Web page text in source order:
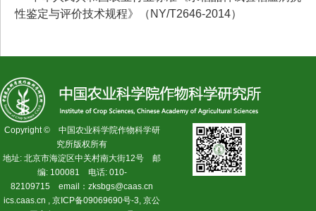
性鉴定与评价技术规程》（NY/T2646-2014）
Copyright © 中国农业科学院作物科学研
究所版权所有
地址: 北京市海淀区中关村南大街12号 邮
编: 100081 电话: 010-
82109715 email：zksbgs@caas.cn
ics.caas.cn , 京ICP备09069690号-3, 京公